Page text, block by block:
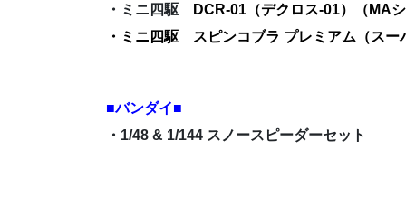
・ミニ四駆
DCR-01（デクロス-01）（MAシ
・ミニ四駆
スピンコブラ プレミアム（スー
■バンダイ■
・1/48 & 1/144 スノースピーダーセット